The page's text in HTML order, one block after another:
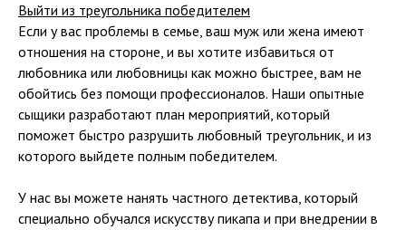
Выйти из треугольника победителем
Если у вас проблемы в семье, ваш муж или жена имеют
отношения на стороне, и вы хотите избавиться от
любовника или любовницы как можно быстрее, вам не
обойтись без помощи профессионалов. Наши опытные
сыщики разработают план мероприятий, который
поможет быстро разрушить любовный треугольник, и из
которого выйдете полным победителем.
У нас вы можете нанять частного детектива, который
специально обучался искусству пикапа и при внедрении в